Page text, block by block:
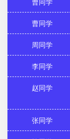
曹同学
周同学
李同学
赵同学
张同学
陈同学